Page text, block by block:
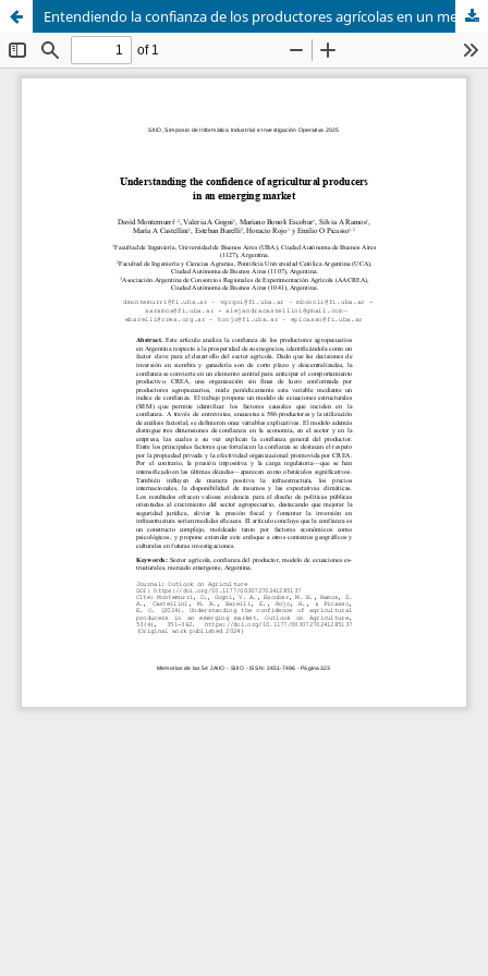
Entendiendo la confianza de los productores agrícolas en un mercado emergente